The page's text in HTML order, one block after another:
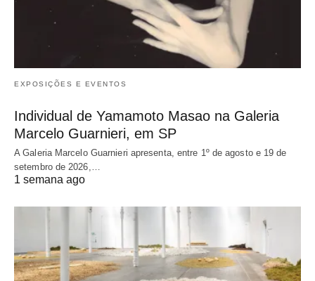
EXPOSIÇÕES E EVENTOS
Individual de Yamamoto Masao na Galeria
Marcelo Guarnieri, em SP
A Galeria Marcelo Guarnieri apresenta, entre 1º de agosto e 19 de
setembro de 2026,…
1 semana ago